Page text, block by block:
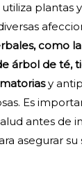
plantas
como
árbol de té,
y
Es
antes de
asegurar su